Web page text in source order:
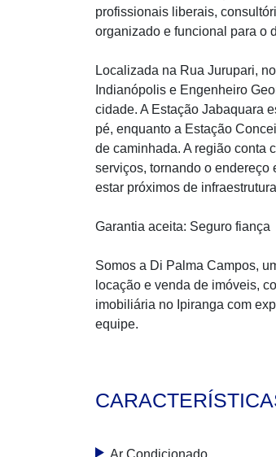
profissionais liberais,
organizado e funcional para o
Localizada na Rua Jurupari,
Indianópolis e Engenheiro
cidade. A Estação Jabaquara
pé, enquanto a Estação
de caminhada. A região conta
serviços, tornando o
estar próximos de
Garantia aceita: Seguro fiança
Somos a Di Palma Campos,
locação e venda de imóveis,
imobiliária no Ipiranga com
equipe.
Ar Condicionado